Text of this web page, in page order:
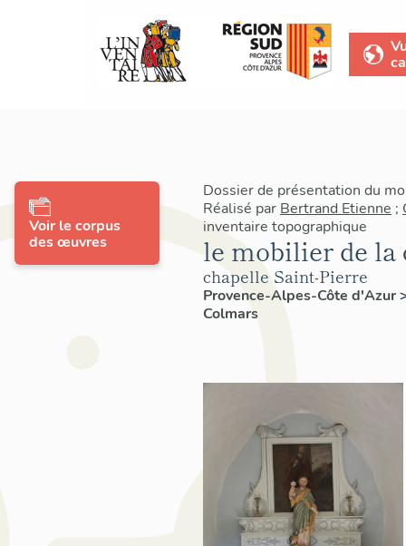
Dossier de présentation du
Réalisé par Bertrand Etienne ;
inventaire topographique
le mobilier de la
chapelle Saint-Pierre
Provence-Alpes-Côte d'Azur
Colmars
Voir le corpus
des œuvres